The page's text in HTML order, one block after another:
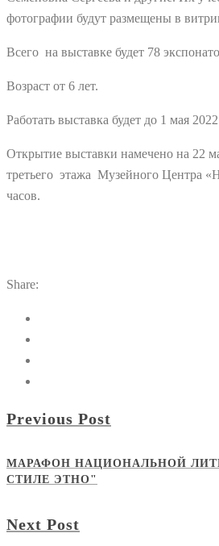
фотографии будут размещены в
Всего на выставке будет 78
Возраст от 6 лет.
Работать выставка будет до 1 мая
Открытие выставки намечено на 22
третьего этажа Музейного Центра
часов.
Share:
Previous Post
МАРАФОН НАЦИОНАЛЬНОЙ
СТИЛЕ ЭТНО"
Next Post